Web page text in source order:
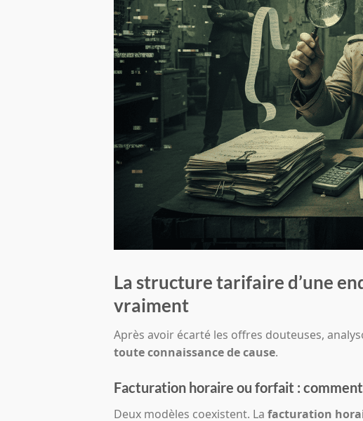
La structure tarifaire d’une
vraiment
Après avoir écarté les offres douteuses,
toute connaissance de cause.
Facturation horaire ou forfait :
Deux modèles coexistent. La facturation